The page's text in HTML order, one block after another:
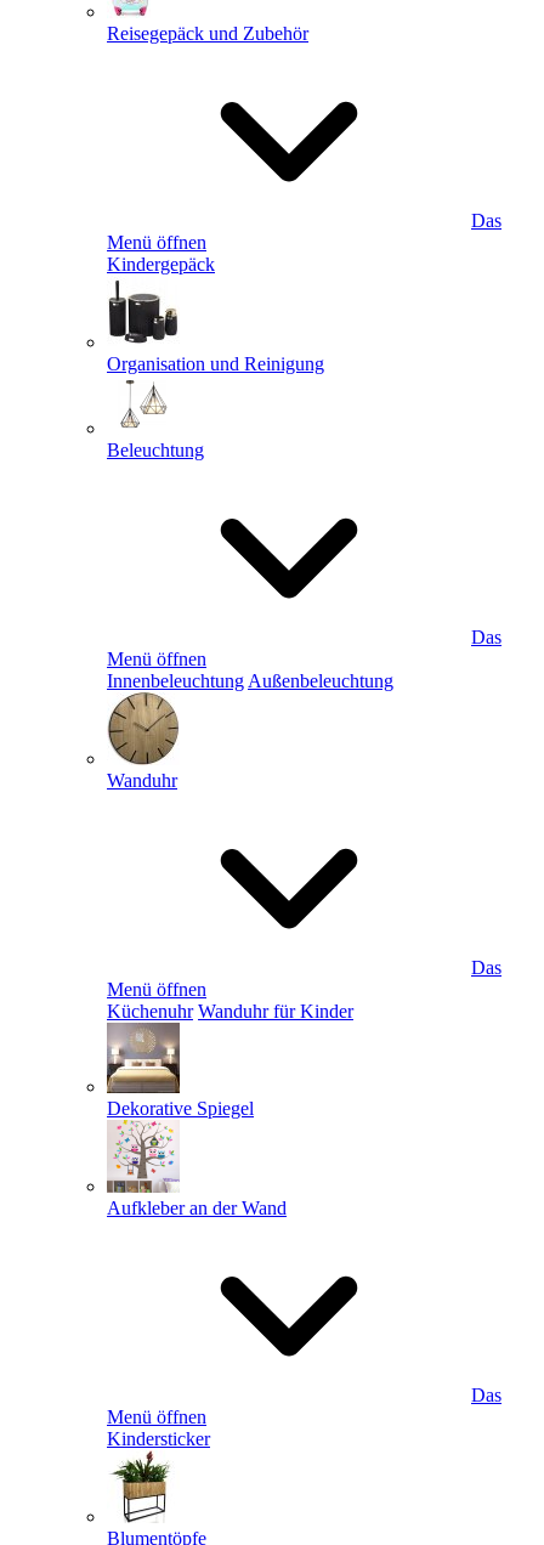
Reisegepäck und Zubehör
Das
Menü öffnen
Kindergepäck
Organisation und Reinigung
Beleuchtung
Das
Menü öffnen
Innenbeleuchtung Außenbeleuchtung
Wanduhr
Das
Menü öffnen
Küchenuhr Wanduhr für Kinder
Dekorative Spiegel
Aufkleber an der Wand
Das
Menü öffnen
Kindersticker
Blumentöpfe